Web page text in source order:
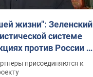
жизни": Зеленский
системе
против России и
Видео
присоединяются к